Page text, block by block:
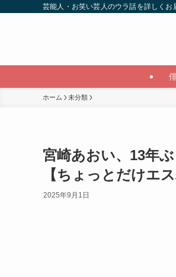
芸能人・お笑い芸人のウラ話を詳しくお
ホーム 未分類
宮崎あおい、13年
【ちょっとだけエス
2025年9月1日